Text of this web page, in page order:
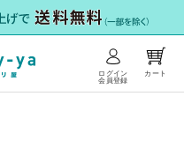
ログイン
会員登録
カート